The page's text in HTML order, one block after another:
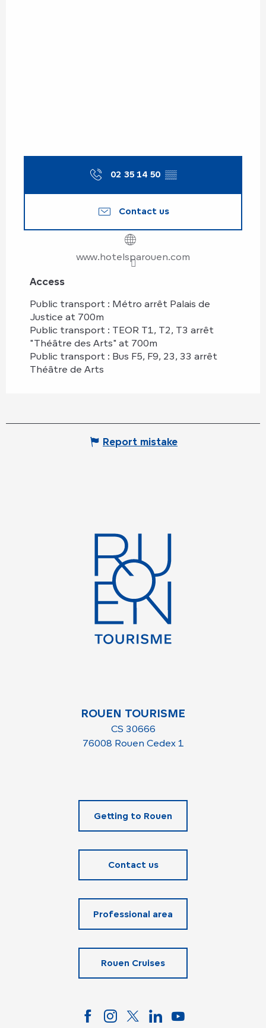
02 35 14 50 ▒▒
Contact us
www.hotelsparouen.com
Access
Access
Public transport : Métro arrêt Palais de
Justice at 700m
Public transport : TEOR T1, T2, T3 arrêt
"Théâtre des Arts" at 700m
Public transport : Bus F5, F9, 23, 33 arrêt
Théâtre de Arts
Report mistake
ROUEN TOURISME
CS 30666
76008 Rouen Cedex 1
Getting to Rouen
Contact us
Professional area
Rouen Cruises